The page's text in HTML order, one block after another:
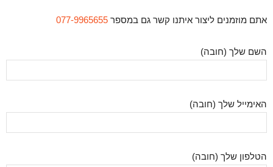
אתם מוזמנים ליצור איתנו קשר גם במספר 077-9965655
השם שלך (חובה)
האימייל שלך (חובה)
הטלפון שלך (חובה)